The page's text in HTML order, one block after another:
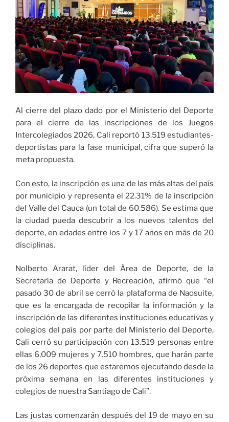
Al cierre del plazo dado por el Ministerio del Deporte
para el cierre de las inscripciones de los Juegos
Intercolegiados 2026, Cali reportó 13.519 estudiantes-
deportistas para la fase municipal, cifra que superó la
meta propuesta.
Con esto, la inscripción es una de las más altas del país
por municipio y representa el 22.31% de la inscripción
del Valle del Cauca (un total de 60.586). Se estima que
la ciudad pueda descubrir a los nuevos talentos del
deporte, en edades entre los 7 y 17 años en más de 20
disciplinas.
Nolberto Ararat, líder del Área de Deporte, de la
Secretaría de Deporte y Recreación, afirmó que “el
pasado 30 de abril se cerró la plataforma de Naosuite,
que es la encargada de recopilar la información y la
inscripción de las diferentes instituciones educativas y
colegios del país por parte del Ministerio del Deporte,
Cali cerró su participación con 13.519 personas entre
ellas 6,009 mujeres y 7.510 hombres, que harán parte
de los 26 deportes que estaremos ejecutando desde la
próxima semana en las diferentes instituciones y
colegios de nuestra Santiago de Cali”.
Las justas comenzarán después del 19 de mayo en su